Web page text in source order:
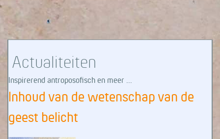
Actualiteiten
Inspirerend antroposofisch en meer ...
Inhoud van de wetenschap van de
geest belicht